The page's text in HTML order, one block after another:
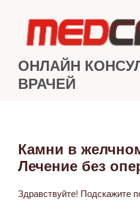
содержимому
ОНЛАЙН
ВРАЧЕЙ
ОПУБЛИКОВАНО
Камни в
Лечение без
Здравствуйте! Подскажите